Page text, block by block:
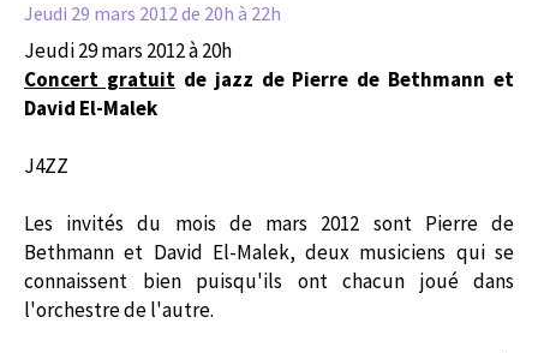
Jeudi 29 mars 2012de 20h à 22h
Jeudi 29 mars 2012 à 20h
Concert gratuit de jazz de Pierre de Bethmann et
David El-Malek
J4ZZ
Les invités du mois de mars 2012 sont Pierre de
Bethmann et David El-Malek, deux musiciens qui se
connaissent bien puisqu'ils ont chacun joué dans
l'orchestre de l'autre.